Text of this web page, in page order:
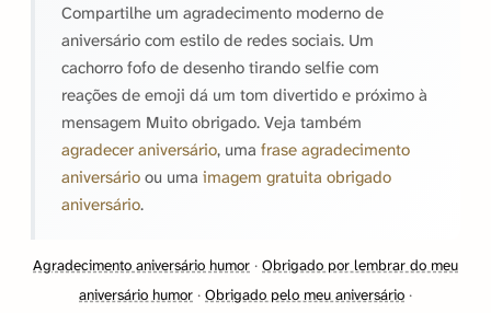
Compartilhe um agradecimento moderno de
aniversário com estilo de redes sociais. Um
cachorro fofo de desenho tirando selfie com
reações de emoji dá um tom divertido e próximo à
mensagem Muito obrigado. Veja também
agradecer aniversário, uma frase agradecimento
aniversário ou uma imagem gratuita obrigado
aniversário.
Agradecimento aniversário humor · Obrigado por lembrar do meu
aniversário humor · Obrigado pelo meu aniversário ·